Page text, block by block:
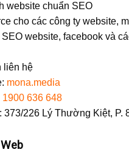
website chuẩn SEO
cho các công ty website,
SEO website, facebook và
liên hệ
mona.media
1900 636 648
373/226 Lý Thường Kiệt, P.